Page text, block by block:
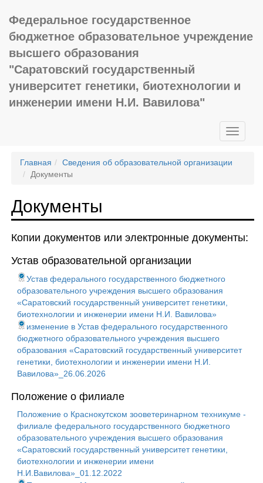
Федеральное государственное
бюджетное образовательное учреждение
высшего образования
"Саратовский государственный
университет генетики, биотехнологии и
инженерии имени Н.И. Вавилова"
Главная
Сведения об образовательной организации
Документы
Документы
Копии документов или электронные документы:
Устав образовательной организации
Устав федерального государственного бюджетного
образовательного учреждения высшего образования
«Саратовский государственный университет генетики,
биотехнологии и инженерии имени Н.И. Вавилова»
изменение в Устав федерального государственного
бюджетного образовательного учреждения высшего
образования «Саратовский государственный университет
генетики, биотехнологии и инженерии имени Н.И.
Вавилова»_26.06.2026
Положение о филиале
Положение о Краснокутском зооветеринарном техникуме -
филиале федерального государственного бюджетного
образовательного учреждения высшего образования
«Саратовский государственный университет генетики,
биотехнологии и инженерии имени
Н.И.Вавилова»_01.12.2022